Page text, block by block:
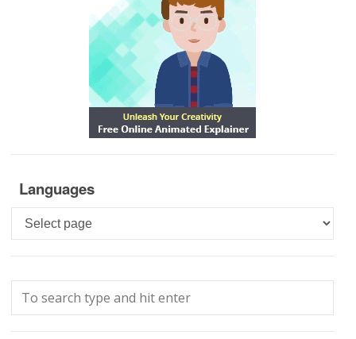
Languages
Languages